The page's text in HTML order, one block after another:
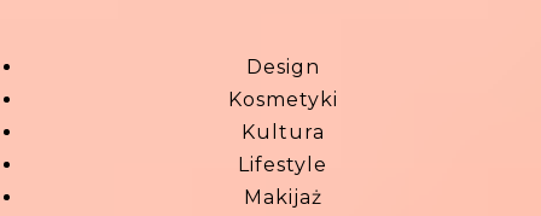
Design
Kosmetyki
Kultura
Lifestyle
Makijaż